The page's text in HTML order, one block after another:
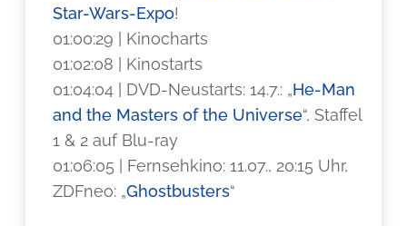
Star-Wars-Expo!
01:00:29 | Kinocharts
01:02:08 | Kinostarts
01:04:04 | DVD-Neustarts: 14.7.: „He-Man
and the Masters of the Universe“, Staffel
1 & 2 auf Blu-ray
01:06:05 | Fernsehkino: 11.07., 20:15 Uhr,
ZDFneo: „Ghostbusters“